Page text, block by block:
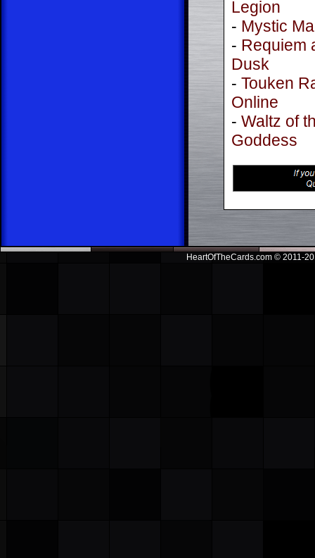
Legion
- Mystic
- Requiem
Dusk
- Touken
Online
- Waltz of
Goddess
HeartOfTheCards.com © 2011-